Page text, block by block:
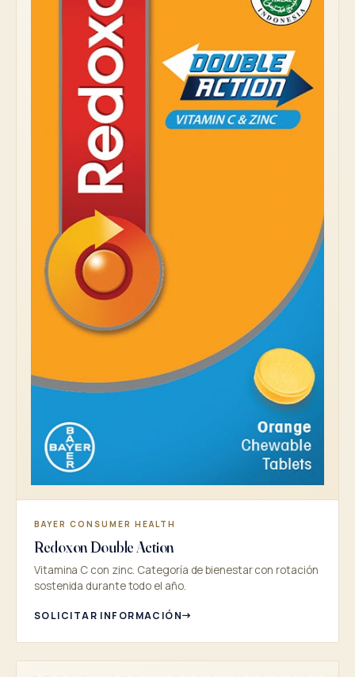
BAYER CONSUMER HEALTH
Redoxon Double Action
Vitamina C con zinc. Categoría de bienestar con rotación
sostenida durante todo el año.
SOLICITAR INFORMACIÓN